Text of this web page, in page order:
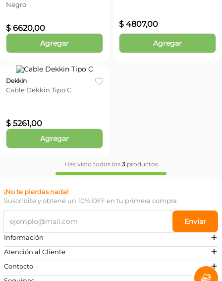
Negro
$ 6620,00
Agregar
$ 4807,00
Agregar
Dekkin
Cable Dekkin Tipo C
$ 5261,00
Agregar
Has visto todos los 3productos
¡No te pierdas nada!
Suscribite y obtené un 10% OFF en tu primera compra
Enviar
Información
Atención al Cliente
Contacto